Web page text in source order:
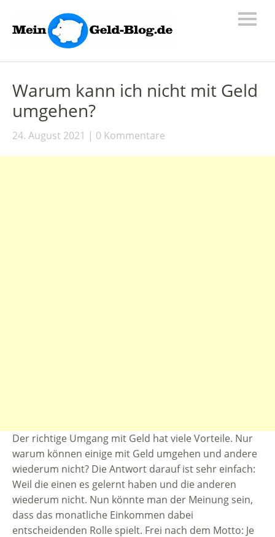
Warum kann ich nicht mit Geld
umgehen?
24. August 2021 0 Kommentare
Der richtige Umgang mit Geld hat viele Vorteile. Nur
warum können einige mit Geld umgehen und andere
wiederum nicht? Die Antwort darauf ist sehr einfach:
Weil die einen es gelernt haben und die anderen
wiederum nicht. Nun könnte man der Meinung sein,
dass das monatliche Einkommen dabei
entscheidenden Rolle spielt. Frei nach dem Motto: Je